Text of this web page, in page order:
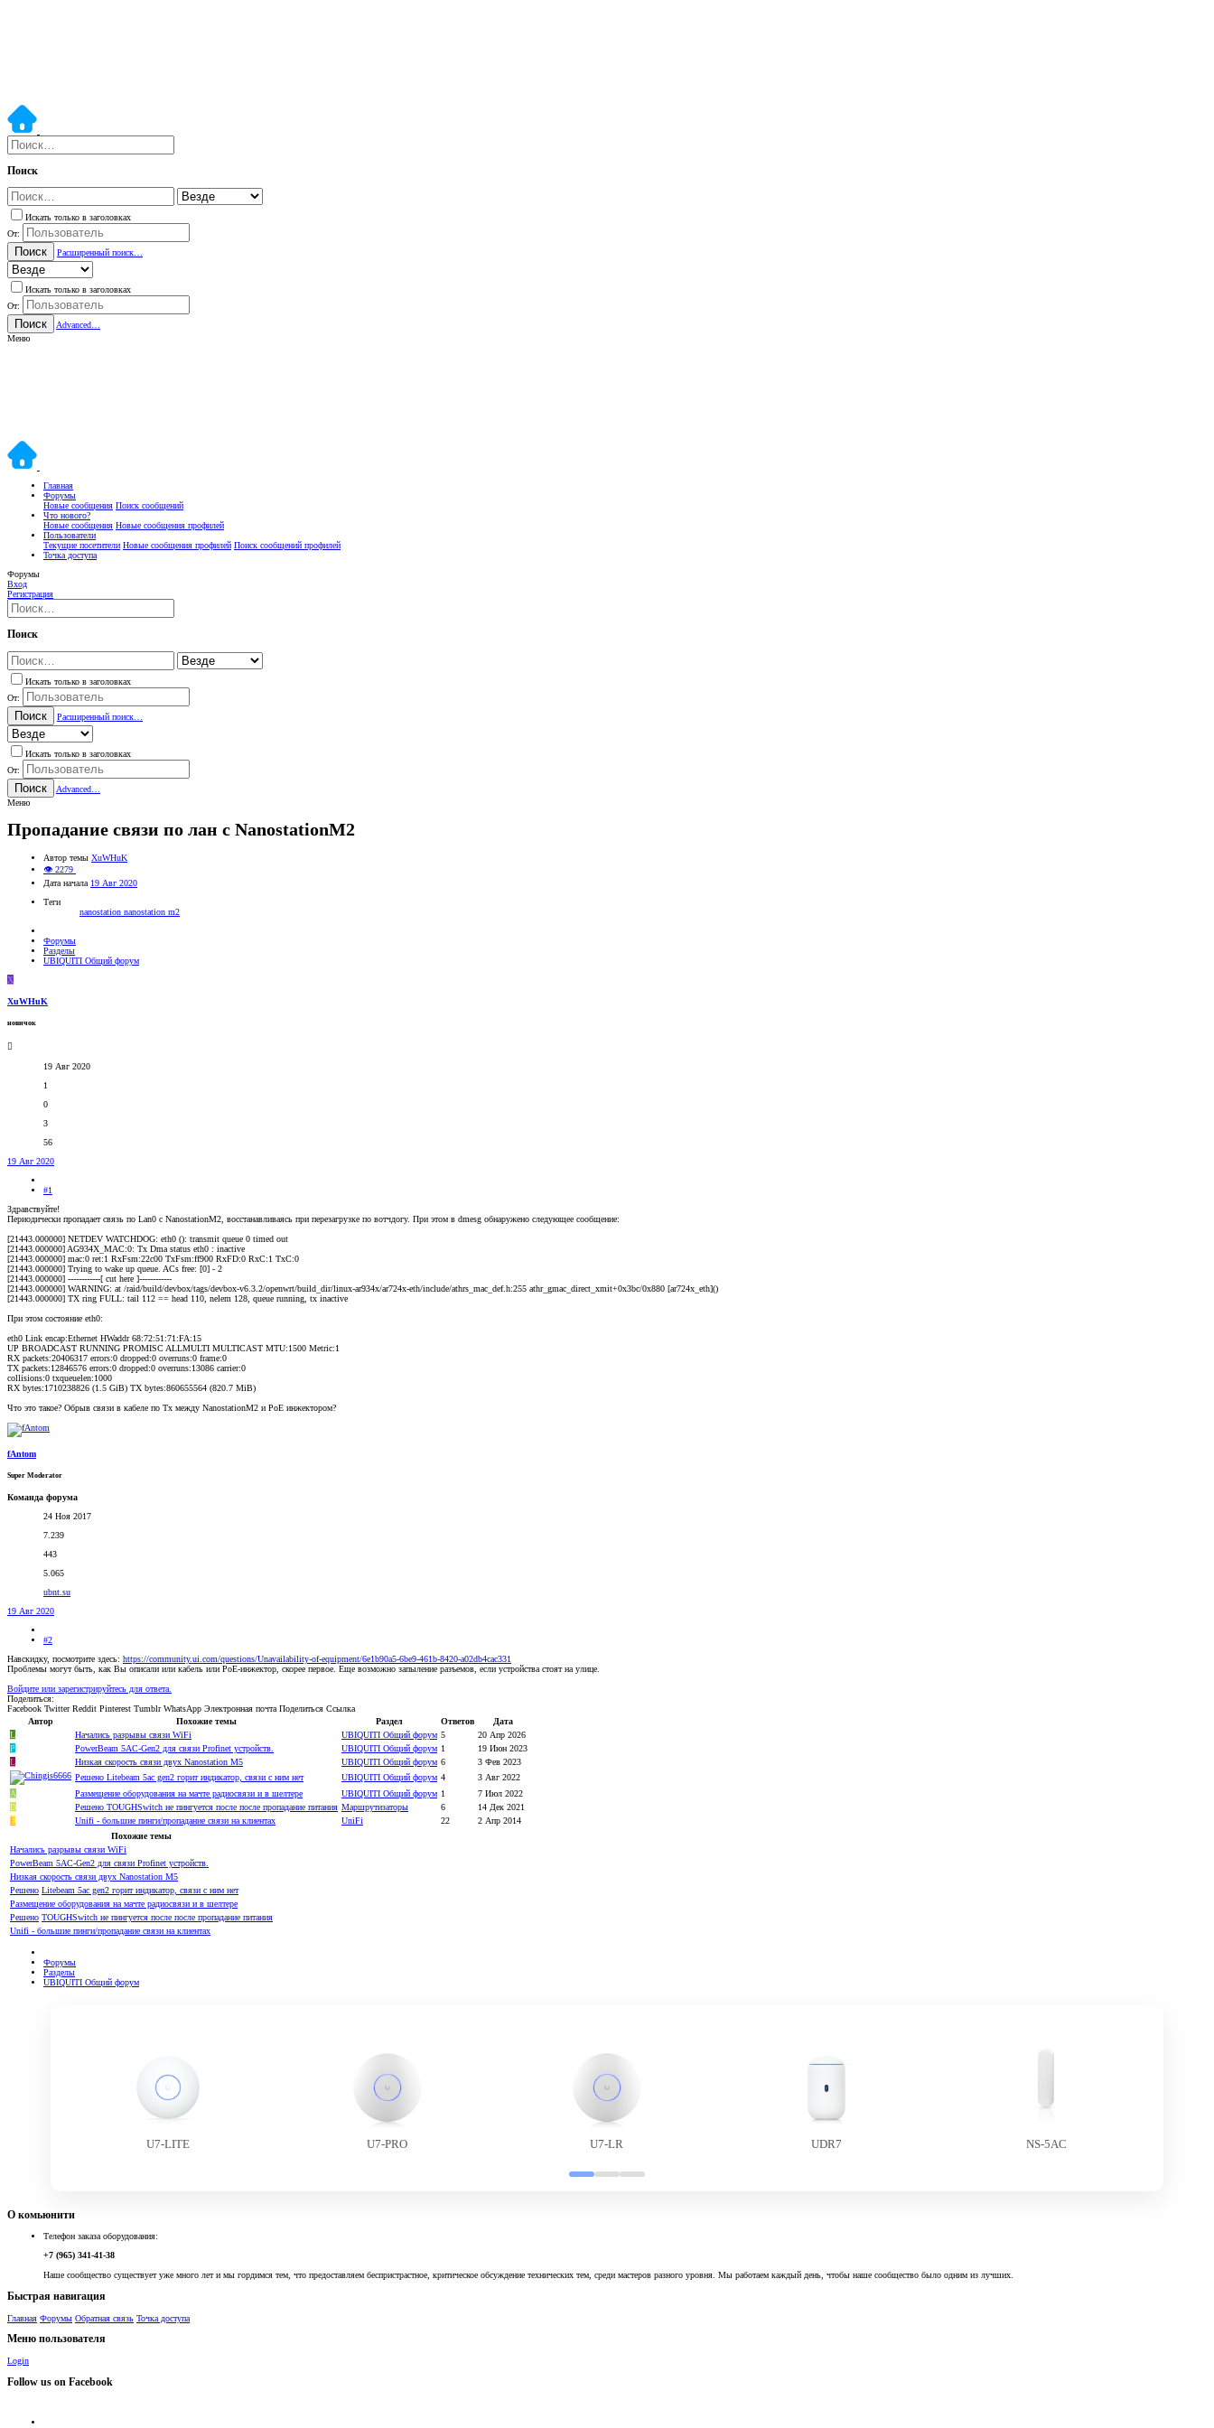
Поиск
Искать только в заголовках
От:
Поиск Расширенный поиск…
Искать только в заголовках
От:
Поиск
Advanced…
Меню
Главная
Форумы
Новые сообщения Поиск сообщений
Что нового?
Новые сообщения Новые сообщения профилей
Пользователи
Текущие посетители Новые сообщения профилей Поиск сообщений профилей
Точка доступа
Форумы
Вход
Регистрация
Поиск
Искать только в заголовках
От:
Поиск Расширенный поиск…
Искать только в заголовках
От:
Поиск
Advanced…
Меню
Пропадание связи по лан с NanostationM2
Автор темы XuWHuK
👁 2279
Дата начала 19 Авг 2020
Теги
nanostation nanostation m2
Форумы
Разделы
UBIQUITI Общий форум
X
XuWHuK
новичок
19 Авг 2020
1
0
3
56
19 Авг 2020
#1
Здравствуйте!
Периодически пропадает связь по Lan0 с NanostationM2, восстанавливаясь при перезагрузке по вотчдогу. При этом в dmesg обнаружено следующее сообщение:
[21443.000000] NETDEV WATCHDOG: eth0 (): transmit queue 0 timed out
[21443.000000] AG934X_MAC:0: Tx Dma status eth0 : inactive
[21443.000000] mac:0 ret:1 RxFsm:22c00 TxFsm:ff900 RxFD:0 RxC:1 TxC:0
[21443.000000] Trying to wake up queue. ACs free: [0] - 2
[21443.000000] ------------[ cut here ]------------
[21443.000000] WARNING: at /raid/build/devbox/tags/devbox-v6.3.2/openwrt/build_dir/linux-ar934x/ar724x-eth/include/athrs_mac_def.h:255 athr_gmac_direct_xmit+0x3bc/0x880 [ar724x_eth]()
[21443.000000] TX ring FULL: tail 112 == head 110, nelem 128, queue running, tx inactive
При этом состояние eth0:
eth0 Link encap:Ethernet HWaddr 68:72:51:71:FA:15
UP BROADCAST RUNNING PROMISC ALLMULTI MULTICAST MTU:1500 Metric:1
RX packets:20406317 errors:0 dropped:0 overruns:0 frame:0
TX packets:12846576 errors:0 dropped:0 overruns:13086 carrier:0
collisions:0 txqueuelen:1000
RX bytes:1710238826 (1.5 GiB) TX bytes:860655564 (820.7 MiB)
Что это такое? Обрыв связи в кабеле по Tx между NanostationM2 и PoE инжектором?
fAntom
Super Moderator
Команда форума
24 Ноя 2017
7.239
443
5.065
ubnt.su
19 Авг 2020
#2
Навскидку, посмотрите здесь: https://community.ui.com/questions/Unavailability-of-equipment/6e1b90a5-6be9-461b-8420-a02db4cac331
Проблемы могут быть, как Вы описали или кабель или PoE-инжектор, скорее первое. Еще возможно запыление разъемов, если устройства стоят на улице.
Войдите или зарегистрируйтесь для ответа.
Поделиться:
Facebook Twitter Reddit Pinterest Tumblr WhatsApp Электронная почта Поделиться Ссылка
Автор
Похожие темы Раздел Ответов
Дата
L
Начались разрывы связи WiFi UBIQUITI Общий форум 5
20 Апр 2026
Р
PowerBeam 5AC-Gen2 для связи Profinet устройств. UBIQUITI Общий форум 1
19 Июн 2023
L
Низкая скорость связи двух Nanostation M5 UBIQUITI Общий форум 6
3 Фев 2023
Решено Litebeam 5ac gen2 горит индикатор, связи с ним нет UBIQUITI Общий форум 4
3 Авг 2022
A
Размещение оборудования на мачте радиосвязи и в шелтере UBIQUITI Общий форум 1
7 Июл 2022
D
Решено TOUGHSwitch не пингуется после после пропадание питания Маршрутизаторы 6
14 Дек 2021
E
Unifi - большие пинги/пропадание связи на клиентах UniFi 22
2 Апр 2014
Похожие темы
Начались разрывы связи WiFi
PowerBeam 5AC-Gen2 для связи Profinet устройств.
Низкая скорость связи двух Nanostation M5
Решено Litebeam 5ac gen2 горит индикатор, связи с ним нет
Размещение оборудования на мачте радиосвязи и в шелтере
Решено TOUGHSwitch не пингуется после после пропадание питания
Unifi - большие пинги/пропадание связи на клиентах
Форумы
Разделы
UBIQUITI Общий форум
U7-LITE U7-PRO U7-LR UDR7 NS-5AC
О комьюнити
Телефон заказа оборудования:
+7 (965) 341-41-38
Наше сообщество существует уже много лет и мы гордимся тем, что предоставляем беспристрастное, критическое обсуждение технических тем, среди мастеров разного уровня. Мы работаем каждый день, чтобы наше сообщество было одним из лучших.
Быстрая навигация
Главная Форумы Обратная связь Точка доступа
Меню пользователя
Login
Follow us on Facebook